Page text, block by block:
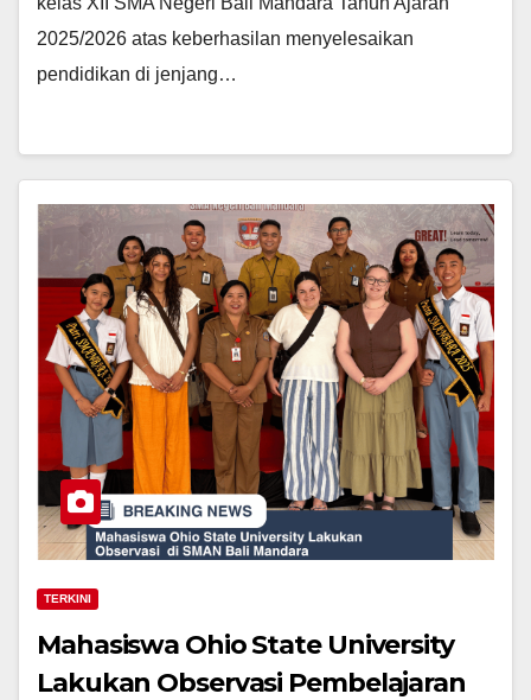
2025/2026 atas keberhasilan menyelesaikan
pendidikan di jenjang…
TERKINI
Mahasiswa Ohio State University
Lakukan Observasi Pembelajaran